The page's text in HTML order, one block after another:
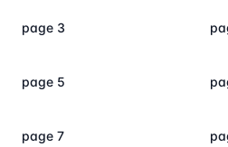
page 3
page 5
page 7